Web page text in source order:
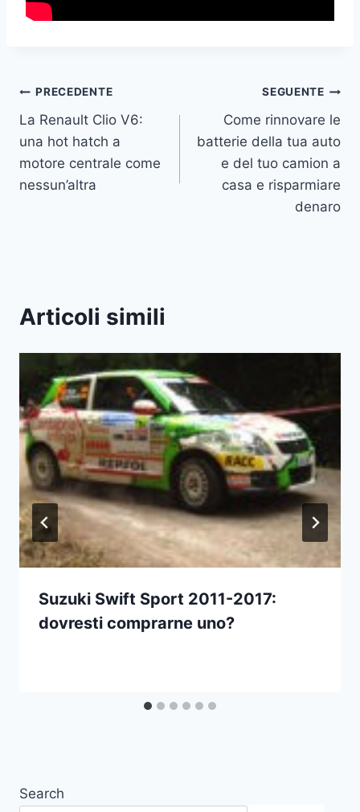
Navigazione
articoli
PRECEDENTE
La Renault Clio V6:
una hot hatch a
motore centrale come
nessun’altra
SEGUENTE
Come rinnovare le
batterie della tua auto
e del tuo camion a
casa e risparmiare
denaro
Articoli simili
Suzuki Swift Sport 2011-2017:
dovresti comprarne uno?
Search